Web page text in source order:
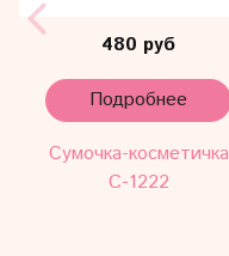
480 руб
Подробнее
Сумочка-косметичка
С-1222